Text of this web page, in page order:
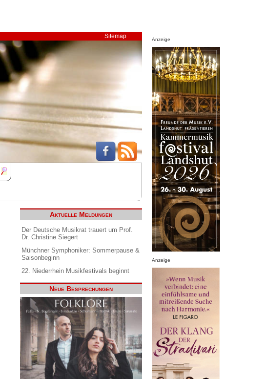
Sitemap
Aktuelle Meldungen
Der Deutsche Musikrat trauert um Prof.
Dr. Christine Siegert
Münchner Symphoniker: Sommerpause &
Saisonbeginn
22. Niederrhein Musikfestivals beginnt
Neue Besprechungen
Anzeige
Anzeige